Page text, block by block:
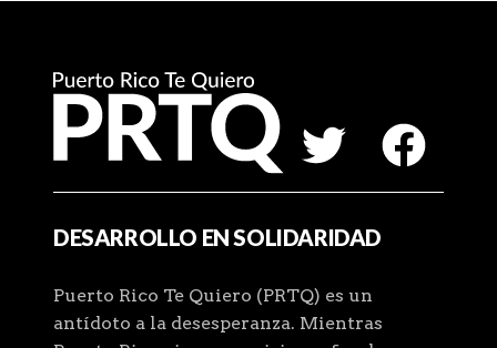
DESARROLLO EN SOLIDARIDAD
Puerto Rico Te Quiero (PRTQ) es un
antídoto a la desesperanza. Mientras